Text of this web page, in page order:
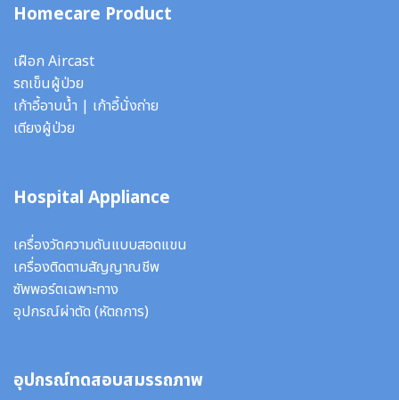
Homecare Product
เฝือก Aircast
รถเข็นผู้ป่วย
เก้าอี้อาบน้ำ | เก้าอี้นั่งถ่าย
เตียงผู้ป่วย
Hospital Appliance
เครื่องวัดความดันแบบสอดแขน
เครื่องติดตามสัญญาณชีพ
ซัพพอร์ตเฉพาะทาง
อุปกรณ์ผ่าตัด (หัตถการ)
อุปกรณ์ทดสอบสมรรถภาพ